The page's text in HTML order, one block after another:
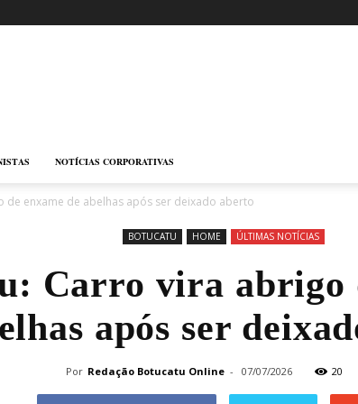
NOTÍCIAS CORPORATIVAS
de enxame de abelhas após ser deixado aberto
BOTUCATU HOME ÚLTIMAS NOTÍCIAS
Carro vira abrigo
após ser
Por Redação Botucatu Online - 07/07/2026 20